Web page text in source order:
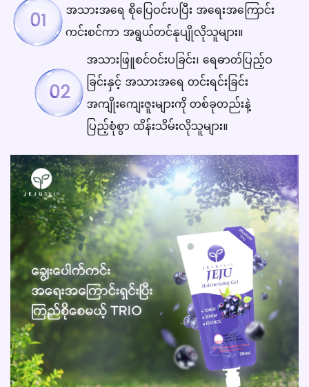
01
အသားအရေ စိုပြေဝင်းပပြီး အရေးအကြောင်း
ကင်းစင်ကာ အရွယ်တင်နုပျိုလိုသူများ။
02
အသားဖြူစင်ဝင်းပခြင်း၊ ရေဓာတ်ပြည့်ဝ
ခြင်းနှင့် အသားအရေ တင်းရင်းခြင်း
အကျိုးကျေးဇူးများကို တစ်ခုတည်းနဲ့
ပြည့်စုံစွာ ထိန်းသိမ်းလိုသူများ။